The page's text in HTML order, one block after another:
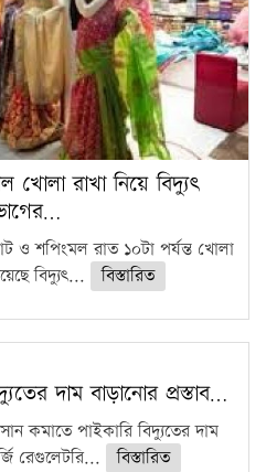
রাখা নিয়ে বিদ্যুৎ
শপিংমল রাত ১০টা পর্যন্ত খোলা
বিদ্যুৎ...
বিস্তারিত
দাম বাড়ানোর প্রস্তাব…
কমাতে পাইকারি বিদ্যুতের দাম
রেগুলেটরি...
বিস্তারিত